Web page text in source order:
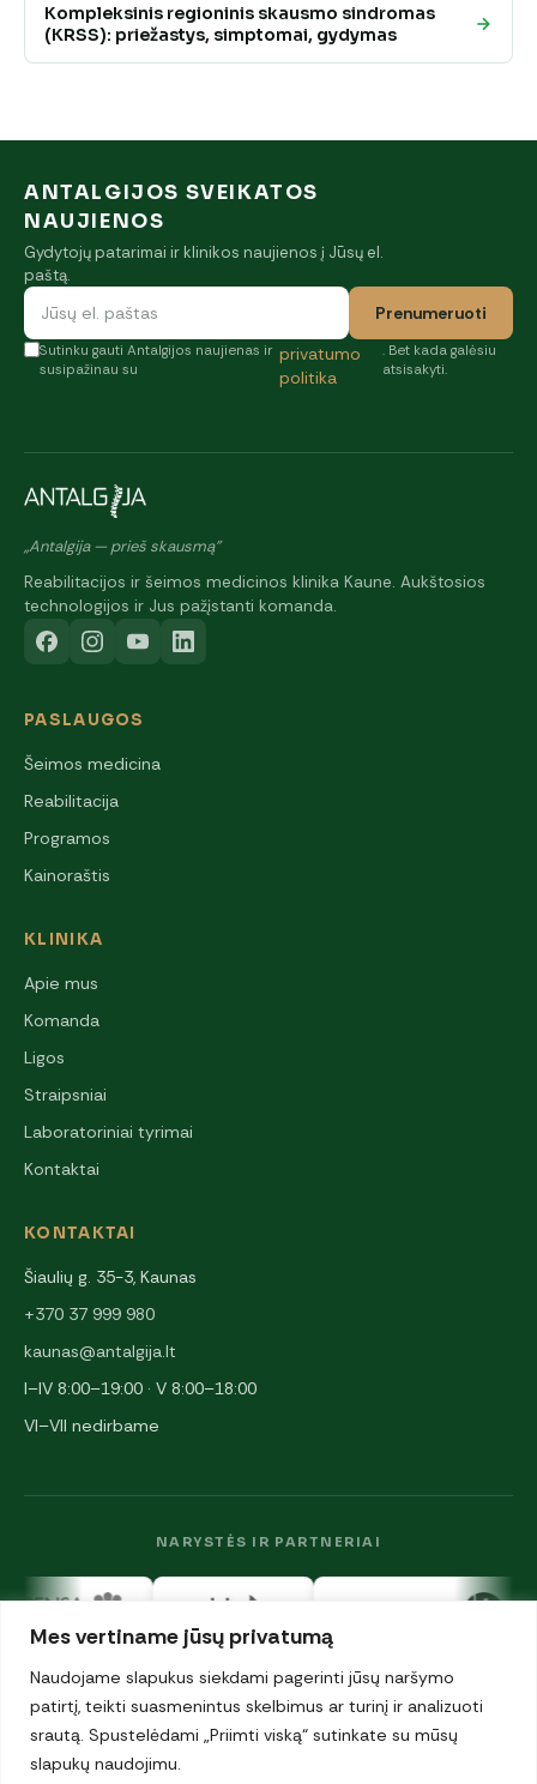
Mes vertiname jūsų privatumą
Naudojame slapukus siekdami pagerinti jūsų naršymo
patirtį, teikti suasmenintus skelbimus ar turinį ir analizuoti
srautą. Spustelėdami „Priimti viską“ sutinkate su mūsų
slapukų naudojimu.
Kompleksinis regioninis skausmo sindromas
(KRSS): priežastys, simptomai, gydymas
ANTALGIJOS SVEIKATOS
NAUJIENOS
Gydytojų patarimai ir klinikos naujienos į Jūsų el.
paštą.
Prenumeruoti
Sutinku gauti Antalgijos naujienas ir
susipažinau su
privatumo
politika
. Bet kada galėsiu
atsisakyti.
„Antalgija — prieš skausmą"
Reabilitacijos ir šeimos medicinos klinika Kaune. Aukštosios
technologijos ir Jus pažįstanti komanda.
PASLAUGOS
Šeimos medicina
Reabilitacija
Programos
Kainoraštis
KLINIKA
Apie mus
Komanda
Ligos
Straipsniai
Laboratoriniai tyrimai
Kontaktai
KONTAKTAI
Šiaulių g. 35-3, Kaunas
+370 37 999 980
kaunas@antalgija.lt
I–IV 8:00–19:00 · V 8:00–18:00
VI–VII nedirbame
NARYSTĖS IR PARTNERIAI
© 2026 UAB „Antalgija". Visos teisės saugomos.